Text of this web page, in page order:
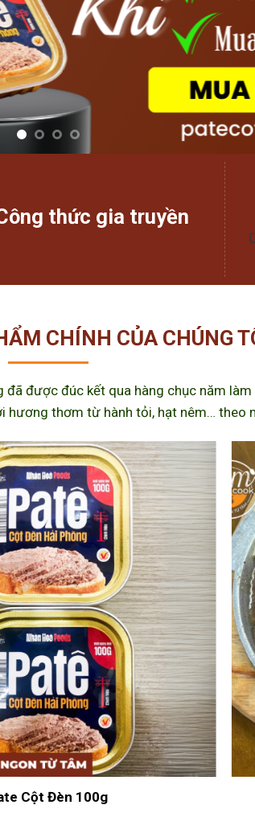
thức gia truyền
CHÍNH CỦA CHÚNG
được đúc kết qua hàng chục năm
hương thơm từ hành tỏi, hạt nêm… theo
Cột Đèn 100g